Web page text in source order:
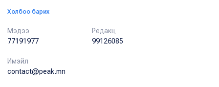
Холбоо барих
Мэдээ
77191977
Редакц
99126085
Имэйл
contact@peak.mn